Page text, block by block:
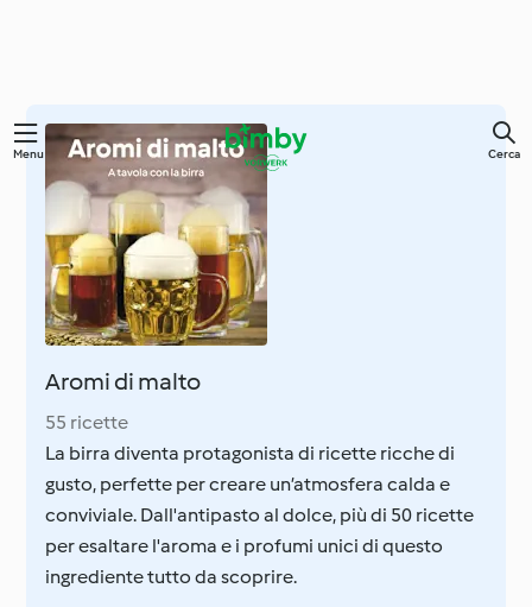
Vai
contenuto
Menu Cerca
Aromi di malto
55 ricette
La birra diventa protagonista di ricette ricche di
gusto, perfette per creare un’atmosfera calda e
conviviale. Dall'antipasto al dolce, più di 50 ricette
per esaltare l'aroma e i profumi unici di questo
ingrediente tutto da scoprire.